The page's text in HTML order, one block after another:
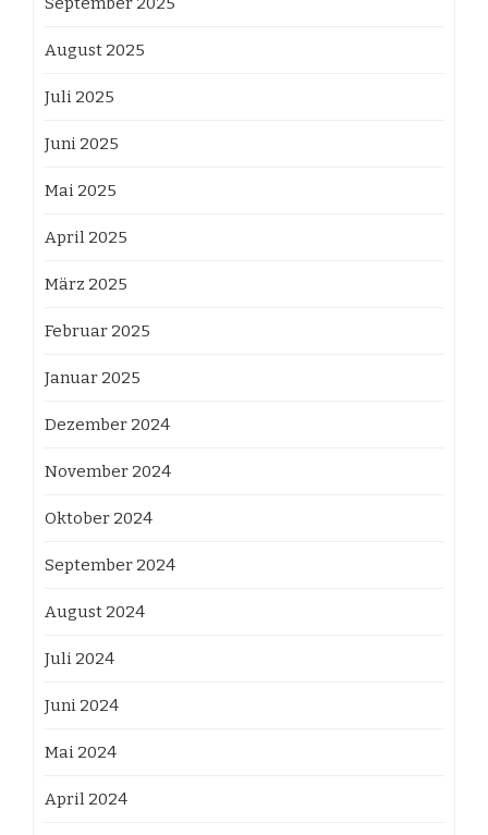
August 2025
Juli 2025
Juni 2025
Mai 2025
April 2025
März 2025
Februar 2025
Januar 2025
Dezember 2024
November 2024
Oktober 2024
September 2024
August 2024
Juli 2024
Juni 2024
Mai 2024
April 2024